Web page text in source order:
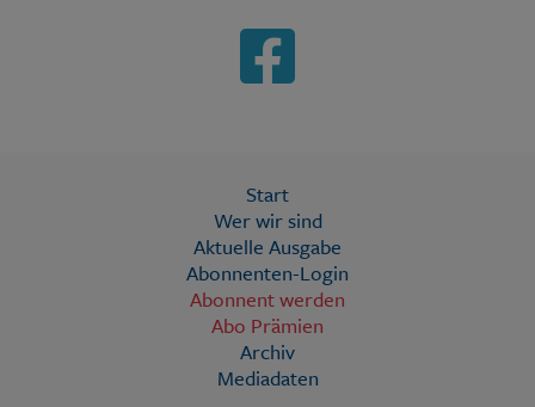
Start
Wer wir sind
Aktuelle Ausgabe
Abonnenten-Login
Abonnent werden
Abo Prämien
Archiv
Mediadaten